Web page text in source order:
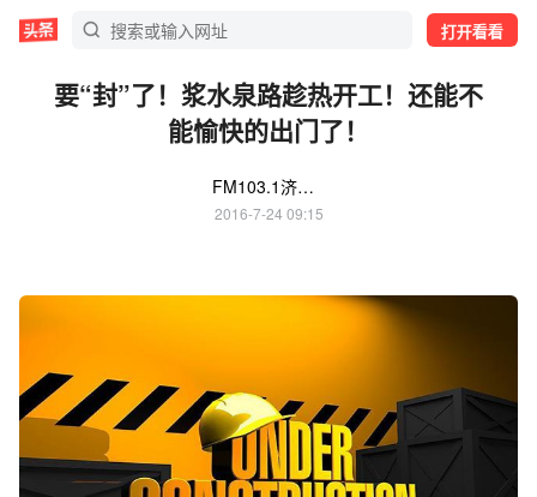
打开看看
要“封”了！浆水泉路趁热开工！还能不
能愉快的出门了！
FM103.1济南交通广播
2016-7-24 09:15